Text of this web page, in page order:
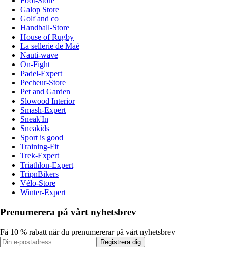
Galop Store
Golf and co
Handball-Store
House of Rugby
La sellerie de Maé
Nauti-wave
On-Fight
Padel-Expert
Pecheur-Store
Pet and Garden
Slowood Interior
Smash-Expert
Sneak'In
Sneakids
Sport is good
Training-Fit
Trek-Expert
Triathlon-Expert
TripnBikers
Vélo-Store
Winter-Expert
Prenumerera på vårt nyhetsbrev
Få 10 % rabatt när du prenumererar på vårt nyhetsbrev
Registrera dig